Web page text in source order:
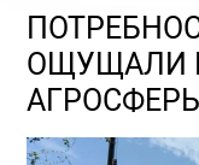
ОЩУЩАЛИ